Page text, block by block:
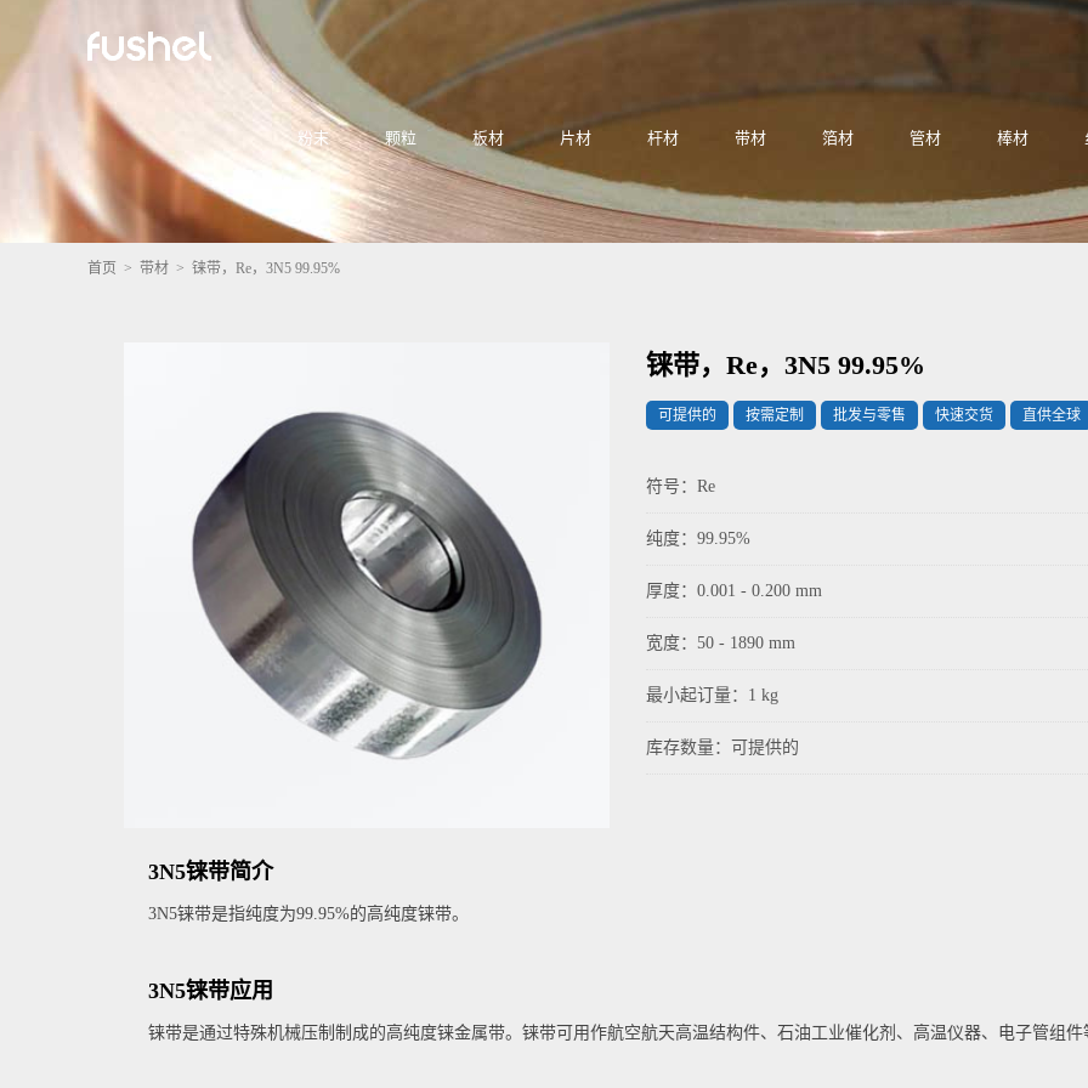
粉末 颗粒 板材 片材 杆材 带材 箔材 管材 棒材
首页 > 带材 > 铼带，Re，3N5 99.95%
铼带，Re，3N5 99.95%
可提供的 按需定制 批发与零售 快速交货 直供全球
符号：Re
纯度：99.95%
厚度：0.001 - 0.200 mm
宽度：50 - 1890 mm
最小起订量：1 kg
库存数量：可提供的
3N5铼带简介
3N5铼带是指纯度为99.95%的高纯度铼带。
3N5铼带应用
铼带是通过特殊机械压制制成的高纯度铼金属带。铼带可用作航空航天高温结构件、石油工业催化剂、高温仪器、电子管组件